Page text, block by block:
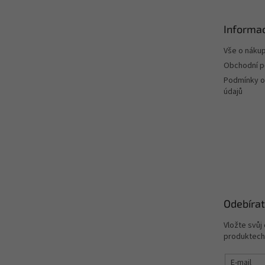
Vše o
Obchodní
Podmínky
údajů
Vložte svůj
E-mail